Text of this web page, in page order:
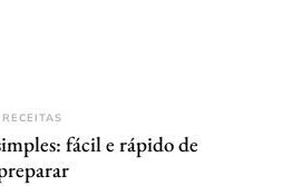
RECEITAS
fácil e rápido de